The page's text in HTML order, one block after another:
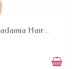
Hair...